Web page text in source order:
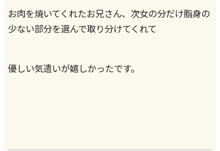
お肉を焼いてくれたお兄さん、次女の分だけ脂身の
少ない部分を選んで取り分けてくれて
優しい気遣いが嬉しかったです。